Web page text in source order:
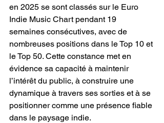
en 2025 se sont classés sur le Euro
Indie Music Chart pendant 19
semaines consécutives, avec de
nombreuses positions dans le Top 10 et
le Top 50. Cette constance met en
évidence sa capacité à maintenir
l’intérêt du public, à construire une
dynamique à travers ses sorties et à se
positionner comme une présence fiable
dans le paysage indie.